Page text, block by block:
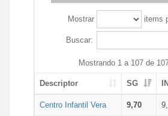
Mostrar items
Buscar:
Mostrando 1 a 107 de
Descriptor SG
Centro Infantil Vera 9,70